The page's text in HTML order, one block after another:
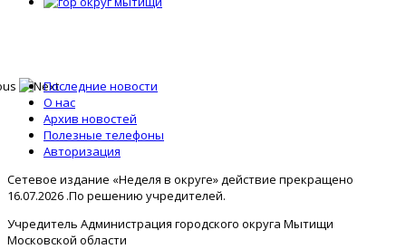
Последние новости
О нас
Архив новостей
Полезные телефоны
Авторизация
Сетевое издание «Неделя в округе» действие прекращено
16.07.2026 .По решению учредителей.
Учредитель Администрация городского округа Мытищи
Московской области